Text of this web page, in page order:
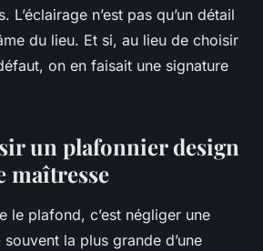
•9 min de lecture
L’éclairage n’est pas qu’un détail
du lieu. Et si, au lieu de choisir
on en faisait une signature
un plafonnier design
maîtresse
le plafond, c’est négliger une
la plus grande d’une